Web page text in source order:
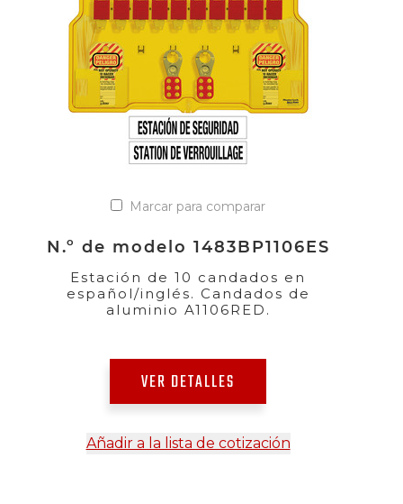
Marcar para comparar
N.º de modelo 1483BP1106ES
Estación de 10 candados en
español/inglés. Candados de
aluminio A1106RED.
VER DETALLES
Añadir a la lista de cotización